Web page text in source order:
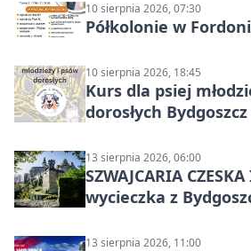
10 sierpnia 2026, 07:30
Półkolonie w
10 sierpnia 2026, 18:45
Kurs dla psiej
dorosłych
13 sierpnia 2026, 06:00
SZWAJCARIA
wycieczka z
13 sierpnia 2026, 11:00